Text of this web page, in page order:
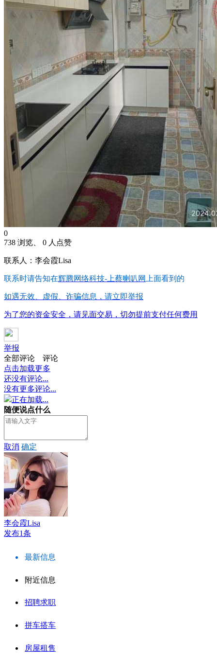
0
738 浏览、 0 人点赞
联系人：李会霞Lisa
联系时请告知在辉腾网络科技-上蔡喇叭网 上面看到的
如遇无效、虚假、诈骗信息，请立即举报
为了您的资金安全，请见面交易，切勿提前支付任何费用
举报
全部评论
评论
点击加载更多
还没有评论...
没有更多评论...
正在加载...
随便说点什么
取消 确定
李会霞Lisa
发布1条
最新信息
附近信息
招聘求职
拼车搭车
房屋租售